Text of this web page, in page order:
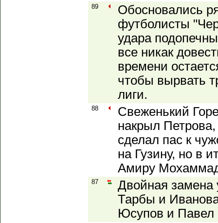
89
Обосновались
футболисты
удара
все никак
времени
чтобы вырвать
лиги.
88
Свеженький
накрыл
сделал пас к
на Гузину, но в
Амиру
87
Двойная замена
Тарбы и
Юсупов и Павел